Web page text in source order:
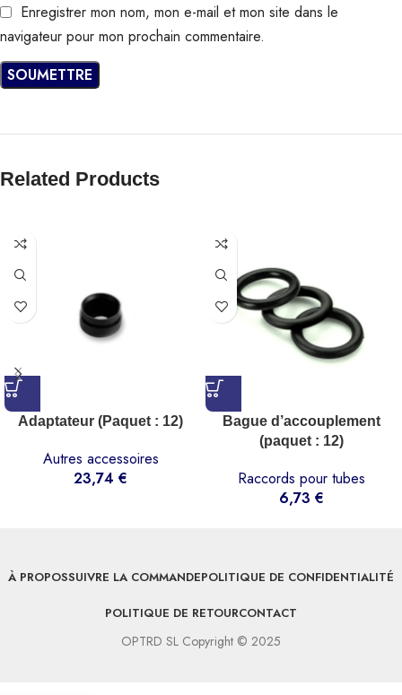
Enregistrer mon nom, mon e-mail et mon site dans le
navigateur pour mon prochain commentaire.
Related Products
Adaptateur (Paquet : 12)
Autres accessoires
23,74 €
Bague d’accouplement
(paquet : 12)
Raccords pour tubes
6,73 €
À PROPOSSUIVRE LA COMMANDEPOLITIQUE DE CONFIDENTIALITÉ
POLITIQUE DE RETOURCONTACT
OPTRD SL Copyright © 2025